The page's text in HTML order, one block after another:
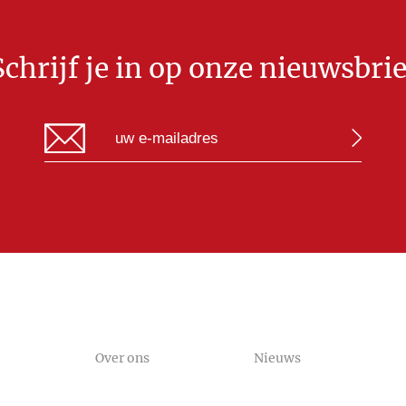
je in op onze
Over ons Nieuws